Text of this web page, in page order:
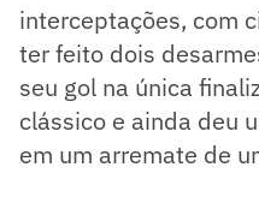
interceptações, com
ter feito dois
seu gol na única
clássico e ainda deu
em um arremate de